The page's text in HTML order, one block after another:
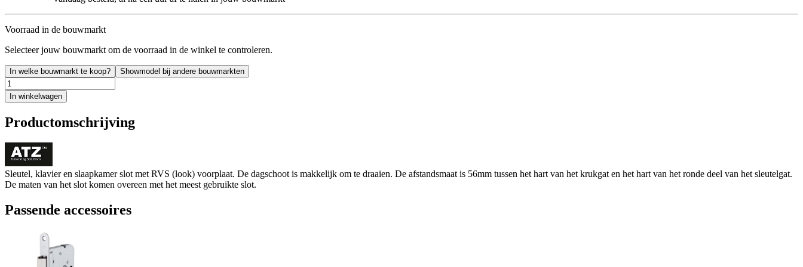
Voorraad in de bouwmarkt
Selecteer jouw bouwmarkt om de voorraad in de winkel te controleren.
In welke bouwmarkt te koop? Showmodel bij andere bouwmarkten
In winkelwagen
Productomschrijving
Sleutel, klavier en slaapkamer slot met RVS (look) voorplaat. De dagschoot is makkelijk om te draaien. De afstandsmaat is 56mm tussen het hart van het krukgat en het hart van het ronde deel van het sleutelgat.
De maten van het slot komen overeen met het meest gebruikte slot.
Passende accessoires